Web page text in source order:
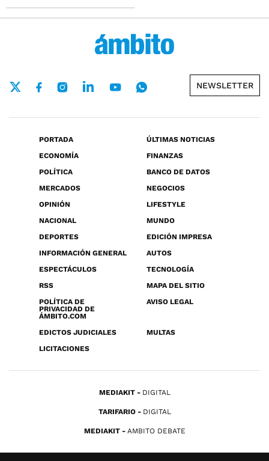
NEWSLETTER
PORTADA
ÚLTIMAS NOTICIAS
ECONOMÍA
FINANZAS
POLÍTICA
BANCO DE DATOS
MERCADOS
NEGOCIOS
OPINIÓN
LIFESTYLE
NACIONAL
MUNDO
DEPORTES
EDICIÓN IMPRESA
INFORMACIÓN GENERAL
AUTOS
ESPECTÁCULOS
TECNOLOGÍA
RSS
MAPA DEL SITIO
POLÍTICA DE
PRIVACIDAD DE
ÁMBITO.COM
AVISO LEGAL
EDICTOS JUDICIALES
MULTAS
LICITACIONES
MEDIAKIT DIGITAL
TARIFARIO DIGITAL
MEDIAKIT AMBITO DEBATE